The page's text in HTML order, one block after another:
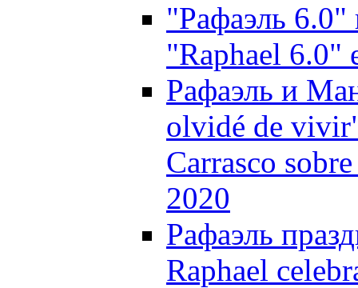
"Рафаэль
"Raphael 6.0"
Рафаэль и
olvidé de
Carrasco
2020
Рафаэль
Raphael